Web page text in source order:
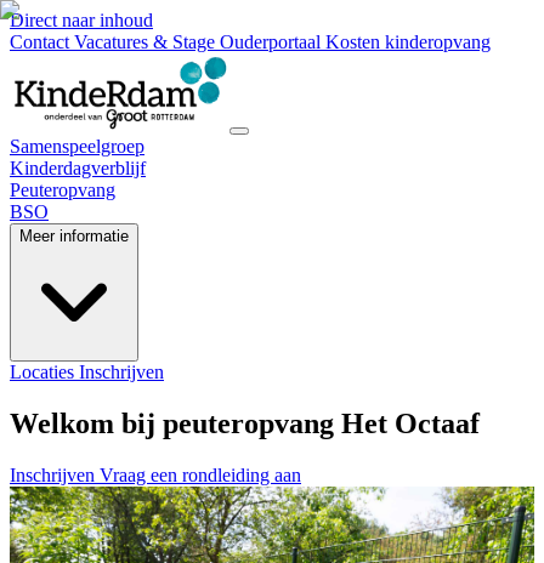
Direct naar inhoud
Contact Vacatures & Stage Ouderportaal Kosten kinderopvang
Samenspeelgroep
Kinderdagverblijf
Peuteropvang
BSO
Meer informatie
Locaties Inschrijven
Welkom bij peuteropvang Het Octaaf
Inschrijven Vraag een rondleiding aan